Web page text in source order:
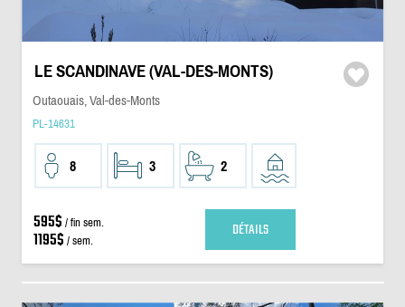
LE SCANDINAVE (VAL-DES-MONTS)
Outaouais, Val-des-Monts
PL-14631
8 3 2
595$ / fin sem.
1195$ / sem. DÉTAILS